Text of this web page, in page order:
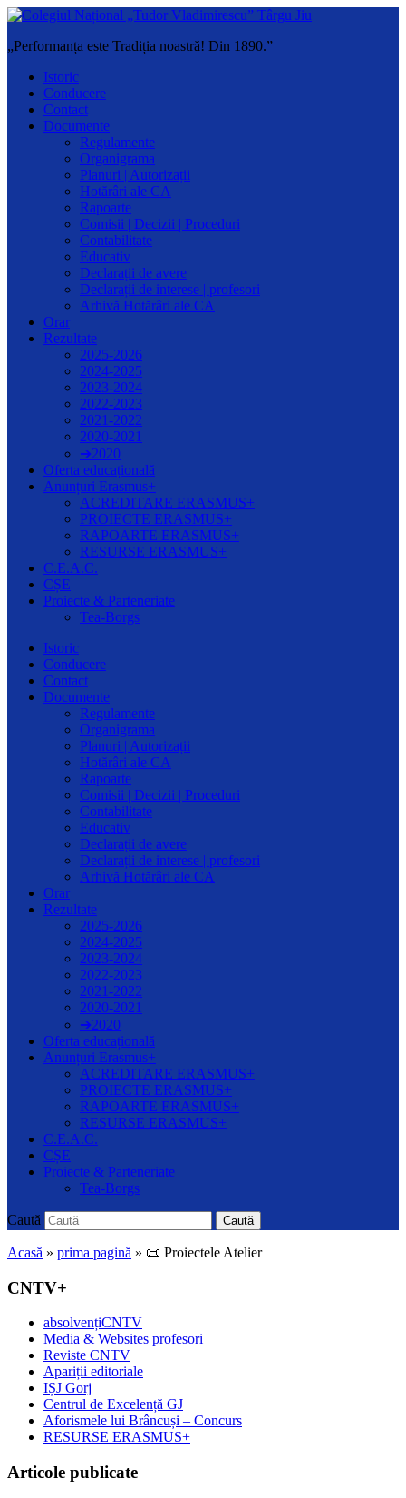
„Performanța este Tradiția noastră! Din 1890.”
Istoric
Conducere
Contact
Documente
Regulamente
Organigrama
Planuri | Autorizații
Hotărâri ale CA
Rapoarte
Comisii | Decizii | Proceduri
Contabilitate
Educativ
Declarații de avere
Declarații de interese | profesori
Arhivă Hotărâri ale CA
Orar
Rezultate
2025-2026
2024-2025
2023-2024
2022-2023
2021-2022
2020-2021
➔2020
Oferta educațională
Anunțuri Erasmus+
ACREDITARE ERASMUS+
PROIECTE ERASMUS+
RAPOARTE ERASMUS+
RESURSE ERASMUS+
C.E.A.C.
CȘE
Proiecte & Parteneriate
Tea-Borgs
Istoric
Conducere
Contact
Documente
Regulamente
Organigrama
Planuri | Autorizații
Hotărâri ale CA
Rapoarte
Comisii | Decizii | Proceduri
Contabilitate
Educativ
Declarații de avere
Declarații de interese | profesori
Arhivă Hotărâri ale CA
Orar
Rezultate
2025-2026
2024-2025
2023-2024
2022-2023
2021-2022
2020-2021
➔2020
Oferta educațională
Anunțuri Erasmus+
ACREDITARE ERASMUS+
PROIECTE ERASMUS+
RAPOARTE ERASMUS+
RESURSE ERASMUS+
C.E.A.C.
CȘE
Proiecte & Parteneriate
Tea-Borgs
Caută Caută
Acasă » prima pagină » 📜 Proiectele Atelier
CNTV+
absolvențiCNTV
Media & Websites profesori
Reviste CNTV
Apariții editoriale
IȘJ Gorj
Centrul de Excelență GJ
Aforismele lui Brâncuși – Concurs
RESURSE ERASMUS+
Articole publicate